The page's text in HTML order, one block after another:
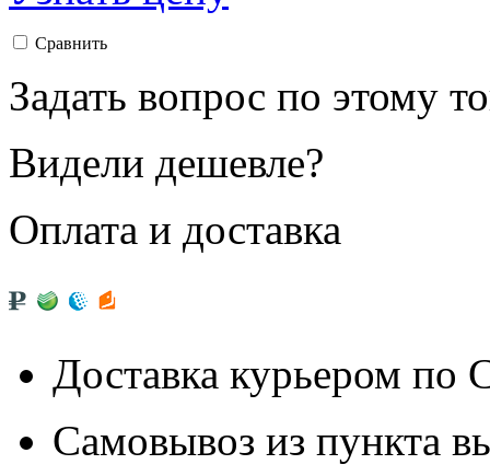
Сравнить
Задать вопрос по этому
Видели дешевле?
Оплата и доставка
Доставка курьером
Самовывоз из пункта